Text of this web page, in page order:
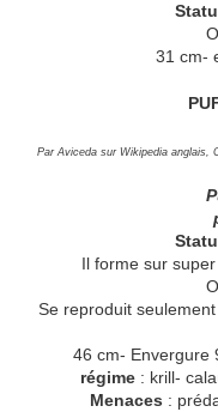
31 cm-
Par Aviceda sur Wikipedia anglais,
Il forme sur
Se reproduit
46 cm- Envergure
régime: krill-
Menaces :